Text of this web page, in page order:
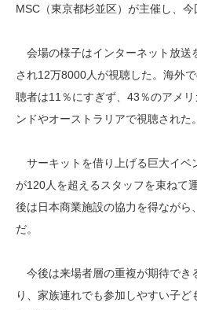
MSC（東京都杉並区）が主催し、今
会場の様子はインターネット放送
され12万8000人が視聴した。海外
聴者は11％にすぎず、43％のアメ
ンドやオーストラリアで視聴された。
サーキットを借り上げる巨大イベ
が120人を超えるスタッフを束ねて
後は日本商業施設の協力を得ながら
だ。
今後は来場者層の重複が期待でき
り、家族連れでも参加しやすい子